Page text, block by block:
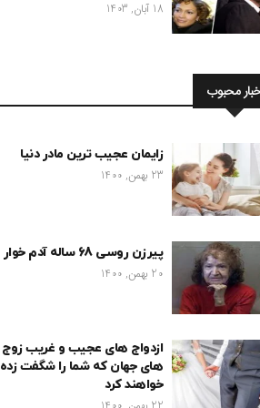
18 آبان, 1403
محبوب
زایمان عجیب ترین مادر دنیا
23 بهمن, 1400
پیرزن روسی 68 ساله آدم خوار
20 بهمن, 1400
ازدواج های عجیب و غریب زوج
های جهان که شما را شگفت زده
خواهند کرد